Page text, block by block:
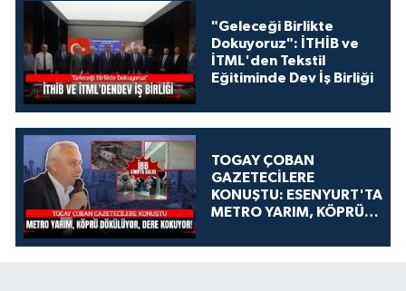
"Geleceği Birlikte
Dokuyoruz": İTHİB ve
İTML'den Tekstil
Eğitiminde Dev İş Birliği
TOGAY ÇOBAN
GAZETECİLERE
KONUŞTU: ESENYURT'TA
METRO YARIM, KÖPRÜ
KOKUYOR!